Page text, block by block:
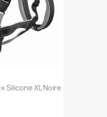
Silicone XL Noire